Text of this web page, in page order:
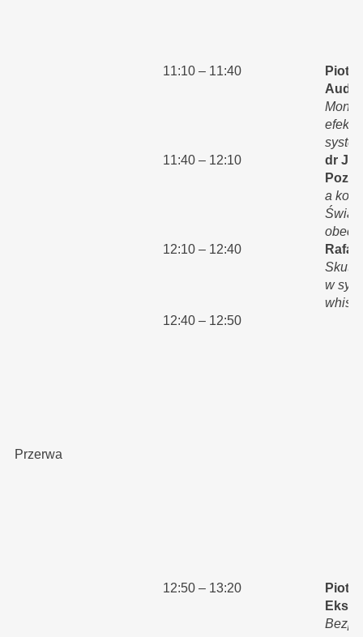
11:10 – 11:40
Piotr
11:40 – 12:10
dr
a
12:10 – 12:40
w
12:40 – 12:50
Przerwa
12:50 – 13:20
Piotr